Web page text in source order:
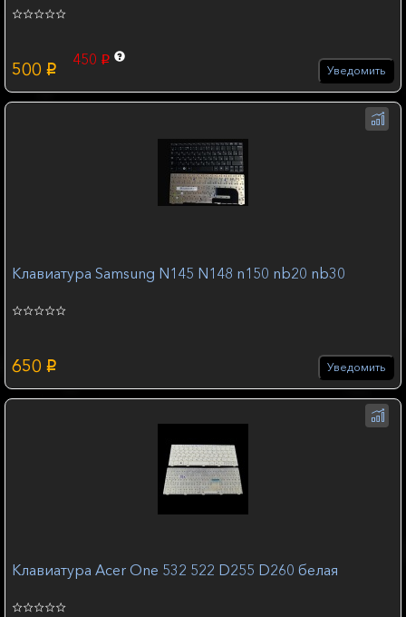
500 p
450 p
Уведомить
Клавиатура Samsung N145 N148 n150 nb20 nb30
650 p Уведомить
Клавиатура Acer One 532 522 D255 D260 белая